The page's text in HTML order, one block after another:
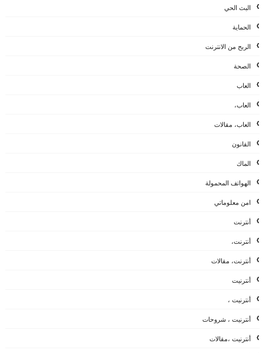
البث الحي
الحماية
الربح من الانترنت
الصحة
العاب
العاب،
العاب، مقالات
القانون
الماك
الهواتف المحمولة
امن معلوماتي
أنترنت
أنترنت،
أنترنت، مقالات
أنترنيت
أنترنيت ،
أنترنيت ، شروحات
أنترنيت ،مقالات